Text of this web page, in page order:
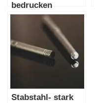
bedrucken
Stabstahl- stark